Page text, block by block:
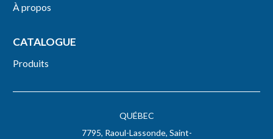
QUÉBEC
7795, Raoul-Lassonde, Saint-
À propos
CATALOGUE
Produits